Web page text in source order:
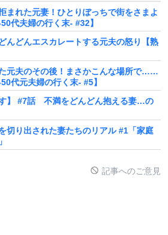
まれた元妻！ひとりぼっちで街をさまよ
代夫婦の行く末- #32】
んどんエスカレートする元夫の怒り【熟
元夫のその後！まさかこんな場所で……
代元夫婦の行く末- #5】
す】 #7話 不満をどんどん抱える妻…の
切り出された妻たちのリアル #1「家庭
記事へのご意見